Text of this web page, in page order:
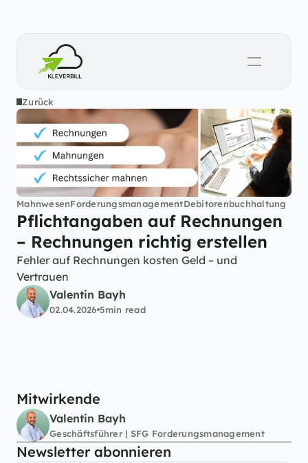
Zurück
MahnwesenForderungsmanagementDebitorenbuchhaltung
Pflichtangaben auf Rechnungen
– Rechnungen richtig erstellen
Fehler auf Rechnungen kosten Geld – und
Vertrauen
Valentin Bayh
02.04.2026 5min read
Mitwirkende
Valentin Bayh
Geschäftsführer | SFG Forderungsmanagement
Newsletter abonnieren